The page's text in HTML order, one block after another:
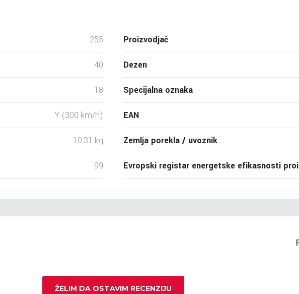
255
40
18
Y (300 km/h)
10.31 kg
99
Proizvodjač
Dezen
Specijalna oznaka
EAN
Zemlja porekla / uvoznik
Evropski registar energetske efikasnosti
ŽELIM DA OSTAVIM RECENZIJU